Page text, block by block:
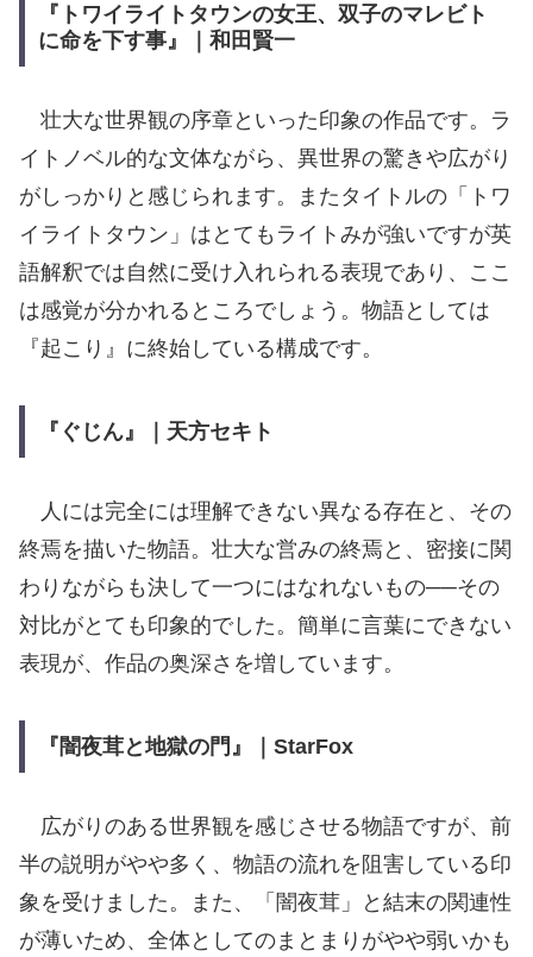
『トワイライトタウンの女王、双子のマレビト
に命を下す事』｜和田賢一
壮大な世界観の序章といった印象の作品です。ラ
イトノベル的な文体ながら、異世界の驚きや広がり
がしっかりと感じられます。またタイトルの「トワ
イライトタウン」はとてもライトみが強いですが英
語解釈では自然に受け入れられる表現であり、ここ
は感覚が分かれるところでしょう。物語としては
『起こり』に終始している構成です。
『ぐじん』｜天方セキト
人には完全には理解できない異なる存在と、その
終焉を描いた物語。壮大な営みの終焉と、密接に関
わりながらも決して一つにはなれないもの──その
対比がとても印象的でした。簡単に言葉にできない
表現が、作品の奥深さを増しています。
『闇夜茸と地獄の門』｜StarFox
広がりのある世界観を感じさせる物語ですが、前
半の説明がやや多く、物語の流れを阻害している印
象を受けました。また、「闇夜茸」と結末の関連性
が薄いため、全体としてのまとまりがやや弱いかも